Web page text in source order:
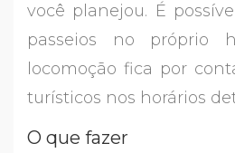
você planejou. É
passeios no próprio
locomoção fica por
turísticos nos horários
O que fazer